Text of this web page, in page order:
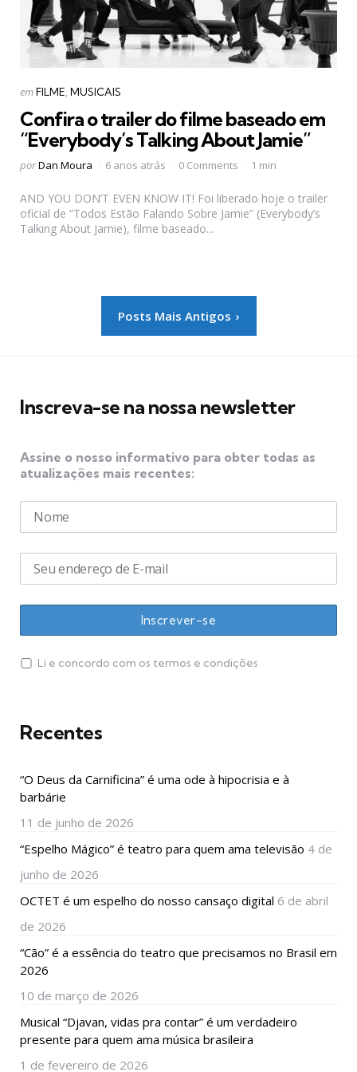
Categorias
Postado
emFILME MUSICAIS
Confira o trailer do filme baseado em
“Everybody’s Talking About Jamie”
Postado
porDan Moura 6 anos atrás 0 Comments 1 min
AND YOU DON’T EVEN KNOW IT! Foi liberado hoje o trailer
oficial de “Todos Estão Falando Sobre Jamie” (Everybody’s
Talking About Jamie), filme baseado...
Posts Mais Antigos
Inscreva-se na nossa newsletter
Assine o nosso informativo para obter todas as
atualizações mais recentes:
Li e concordo com os termos e condições
Recentes
“O Deus da Carnificina” é uma ode à hipocrisia e à
barbárie
11 de junho de 2026
“Espelho Mágico” é teatro para quem ama televisão 4 de
junho de 2026
OCTET é um espelho do nosso cansaço digital 6 de abril
de 2026
“Cão” é a essência do teatro que precisamos no Brasil em
2026
10 de março de 2026
Musical “Djavan, vidas pra contar” é um verdadeiro
presente para quem ama música brasileira
1 de fevereiro de 2026